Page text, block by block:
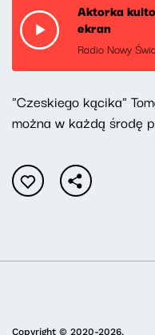
Aktorka
ekran
Radio Nowy
"Czeskiego kącika"
można w każdą środę
Copyright © 2020-2026.